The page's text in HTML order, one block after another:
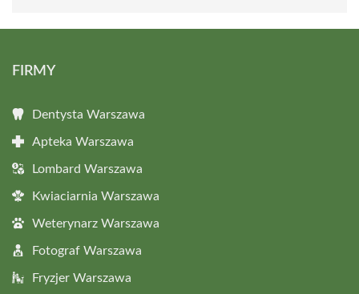
FIRMY
Dentysta Warszawa
Apteka Warszawa
Lombard Warszawa
Kwiaciarnia Warszawa
Weterynarz Warszawa
Fotograf Warszawa
Fryzjer Warszawa